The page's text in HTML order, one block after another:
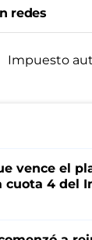
redes
Impuesto
vence el
cuota 4 del